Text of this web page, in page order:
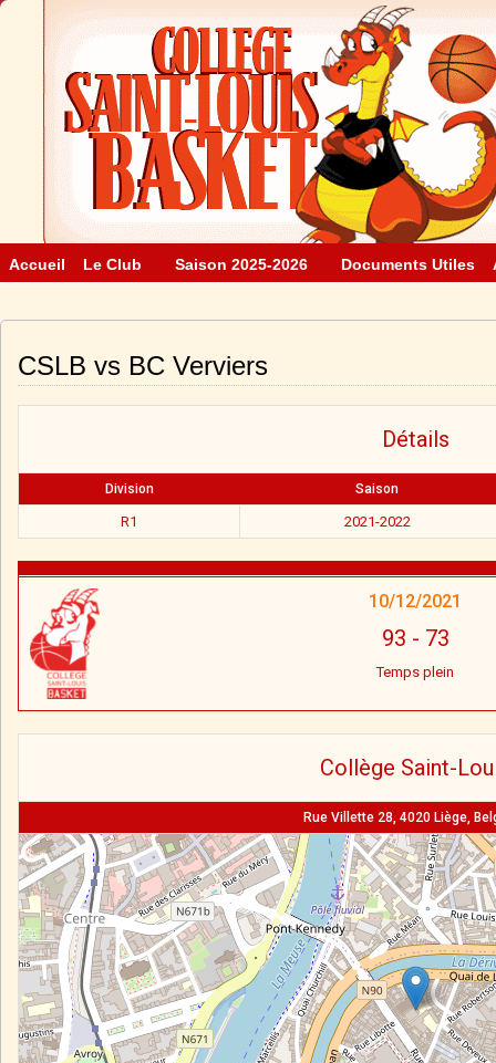
Accueil Le Club Saison 2025-2026 Documents Utiles
CSLB vs BC Verviers
Détails
Division Saison
R1 2021-2022
10/12/2021
93 - 73
Temps plein
Collège Saint-
Rue Villette 28, 4020 Liège,